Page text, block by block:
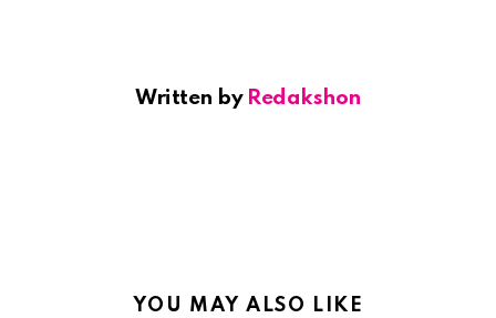
Written by Redakshon
YOU MAY ALSO LIKE